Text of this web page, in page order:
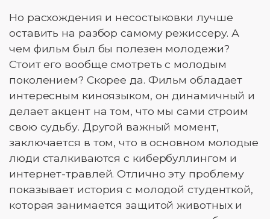
Но расхождения и несостыковки лучше
оставить на разбор самому режиссеру. А
чем фильм был бы полезен молодежи?
Стоит его вообще смотреть с молодым
поколением? Скорее да. Фильм обладает
интересным киноязыком, он динамичный и
делает акцент на том, что мы сами строим
свою судьбу. Другой важный момент,
заключается в том, что в основном молодые
люди сталкиваются с кибербуллингом и
интернет-травлей. Отлично эту проблему
показывает история с молодой студенткой,
которая занимается защитой животных и